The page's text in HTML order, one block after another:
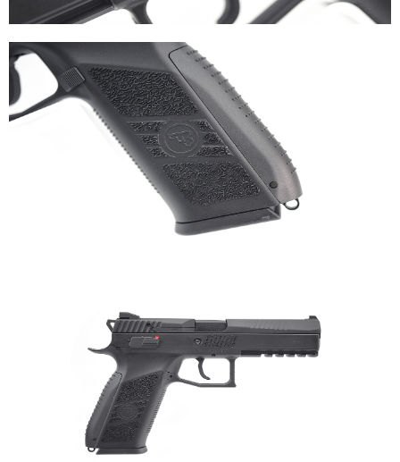
５．嚴禁一人註冊多個帳號或使用他人資訊註冊。若發現惡意使用之情形，
恩沛科技股份有限公司將有權停止該用戶之使用額度並採取法律行動。
國家/地區配送 查看運費